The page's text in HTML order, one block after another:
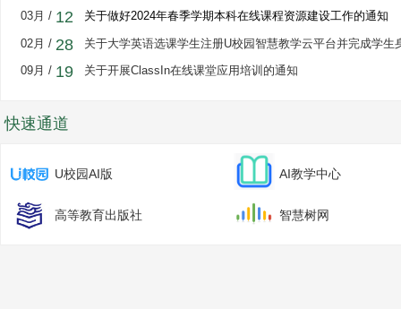
03月 / 12 关于做好2024年春季学期本科在线课程资源建设工作的通知
02月 / 28 关于大学英语选课学生注册U校园智慧教学云平台并完成学生
09月 / 19 关于开展ClassIn在线课堂应用培训的通知
快速通道
U校园AI版 AI教学中心
高等教育出版社 智慧树网